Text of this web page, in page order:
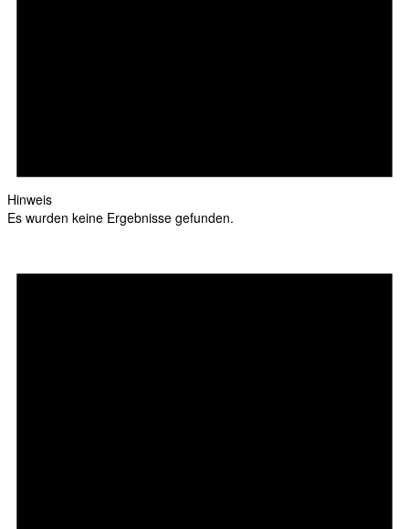
Hinweis
Es wurden keine Ergebnisse gefunden.